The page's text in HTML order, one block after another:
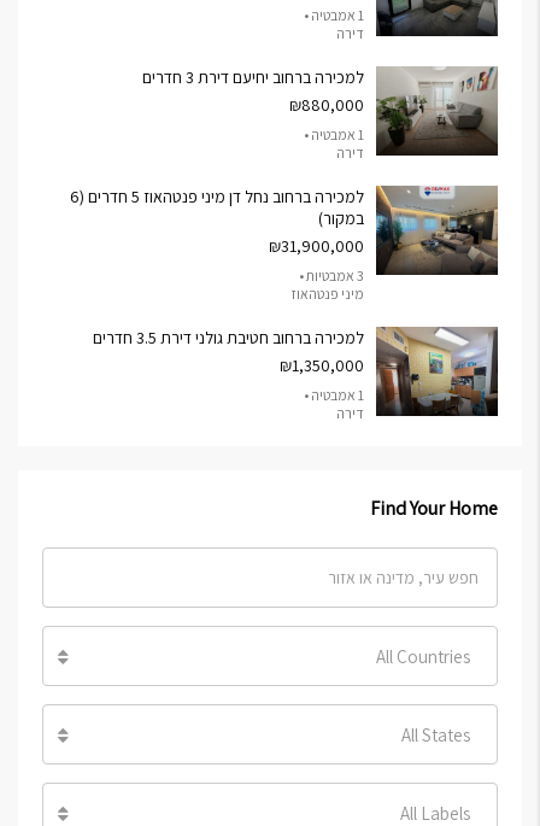
1 אמבטיה •
דירה
למכירה ברחוב יחיעם דירת 3 חדרים
₪880,000
1 אמבטיה •
דירה
למכירה ברחוב נחל דן מיני פנטהאוז 5 חדרים (6
במקור)
₪31,900,000
3 אמבטיות •
מיני פנטהאוז
למכירה ברחוב חטיבת גולני דירת 3.5 חדרים
₪1,350,000
1 אמבטיה •
דירה
Find Your Home
All Countries
All States
All Labels